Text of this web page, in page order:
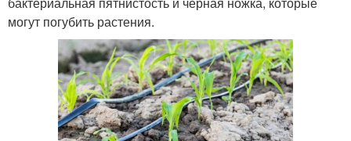
могут погубить растения.